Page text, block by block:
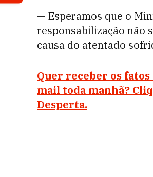
— Esperamos que o
responsabilização não
causa do atentado
Quer receber os
mail toda manhã?
Desperta.